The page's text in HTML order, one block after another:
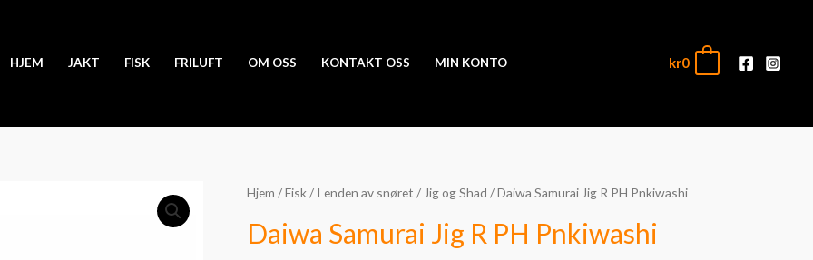
HJEM JAKT FISK FRILUFT OM OSS KONTAKT OSS MIN KONTO kr0
Hjem /Fisk/ I enden av snøret / Jig og Shad / Daiwa Samurai Jig R PH Pnkiwashi
Daiwa Samurai Jig R PH Pnkiwashi
Prisområde:
kr79
Daiwa
Jig